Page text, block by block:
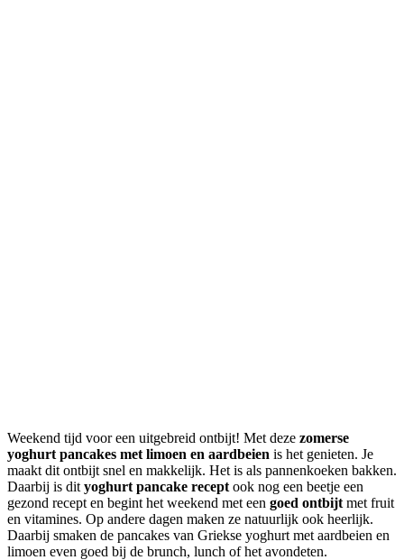
Weekend tijd voor een uitgebreid ontbijt! Met deze zomerse
yoghurt pancakes met limoen en aardbeien is het genieten. Je
maakt dit ontbijt snel en makkelijk. Het is als pannenkoeken bakken.
Daarbij is dit yoghurt pancake recept ook nog een beetje een
gezond recept en begint het weekend met een goed ontbijt met fruit
en vitamines. Op andere dagen maken ze natuurlijk ook heerlijk.
Daarbij smaken de pancakes van Griekse yoghurt met aardbeien en
limoen even goed bij de brunch, lunch of het avondeten.